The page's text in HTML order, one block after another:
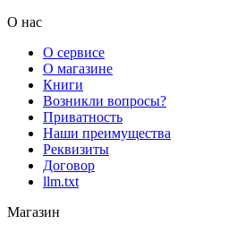
О нас
О сервисе
О магазине
Книги
Возникли вопросы?
Приватность
Наши преимущества
Реквизиты
Договор
llm.txt
Магазин